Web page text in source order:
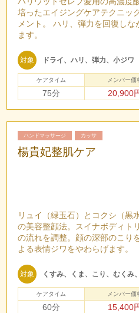
培ったエイジングケアテクニッ
メント。 ハリ、弾力を回復し
ます。
対象 ドライ、ハリ、弾力、小ジワ
ケアタイム メンバー価
75分 20,900
ハンドマッサージ カッサ
楊貴妃整肌ケア
リュイ（緑玉石）とコクシ（黒
の美容整顔法。スイナボディト
の流れを調整。顔の深部のこり
よる表情ジワをやわらげます。
対象 くすみ、くま、こり、むくみ
ケアタイム メンバー価
60分 15,400